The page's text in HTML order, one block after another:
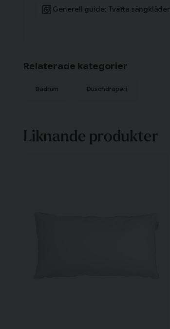
Generell guide: Tvätta sängkläder
Relaterade kategorier
Badrum Duschdraperi
Liknande produkter